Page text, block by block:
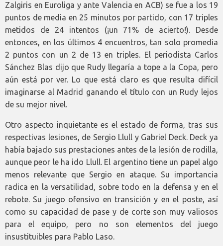
Zalgiris en Euroliga y ante Valencia en ACB) se fue a los 19
puntos de media en 25 minutos por partido, con 17 triples
metidos de 24 intentos (¡un 71% de acierto!). Desde
entonces, en los últimos 4 encuentros, tan solo promedia
2 puntos con un 2 de 13 en triples. El periodista Carlos
Sánchez Blas dijo que Rudy llegaría a tope a la Copa, pero
aún está por ver. Lo que está claro es que resulta difícil
imaginarse al Madrid ganando el título con un Rudy lejos
de su mejor nivel.
Otro aspecto inquietante es el estado de forma, tras sus
respectivas lesiones, de Sergio Llull y Gabriel Deck. Deck ya
había bajado sus prestaciones antes de la lesión de rodilla,
aunque peor le ha ido Llull. El argentino tiene un papel algo
menos relevante que Sergio en ataque. Su importancia
radica en la versatilidad, sobre todo en la defensa y en el
rebote. Su juego ofensivo en transición y en el poste, así
como su capacidad de pase y de corte son muy valiosos
para el equipo, pero no son elementos del juego
insustituibles para Pablo Laso.